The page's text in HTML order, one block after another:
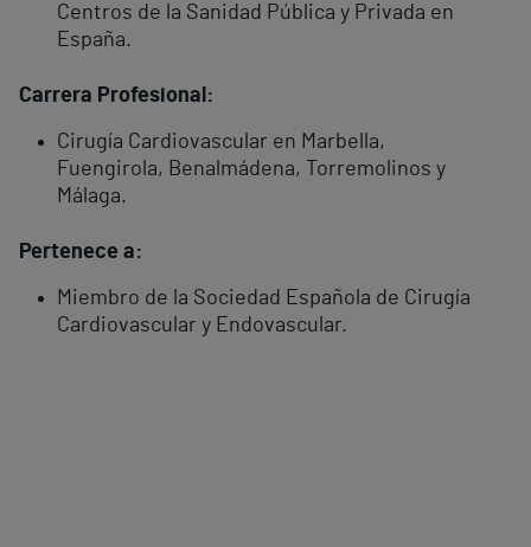
Centros de la Sanidad Pública y Privada en
España.
Carrera Profesional:
Cirugía Cardiovascular en Marbella,
Fuengirola, Benalmádena, Torremolinos y
Málaga.
Pertenece a:
Miembro de la Sociedad Española de Cirugía
Cardiovascular y Endovascular.